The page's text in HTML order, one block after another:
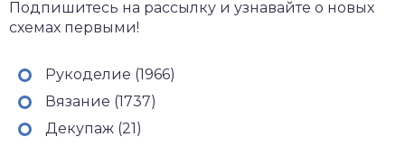
Подпишитесь на рассылку и узнавайте о новых
схемах первыми!
Рукоделие (1966)
Вязание (1737)
Декупаж (21)